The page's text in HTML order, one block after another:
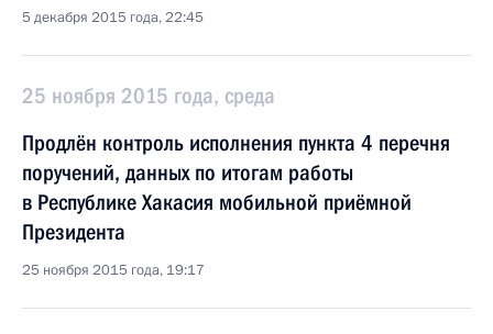
5 декабря 2015 года, 22:45
25 ноября 2015 года, среда
Продлён контроль исполнения пункта 4 перечня
поручений, данных по итогам работы
в Республике Хакасия мобильной приёмной
Президента
25 ноября 2015 года, 19:17